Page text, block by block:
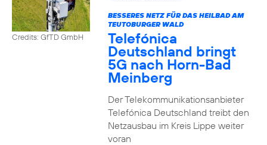
Credits: GfTD GmbH
BESSERES NETZ FÜR DAS HEILBAD AM
TEUTOBURGER WALD
Telefónica
Deutschland bringt
5G nach Horn-Bad
Meinberg
Der Telekommunikationsanbieter
Telefónica Deutschland treibt den
Netzausbau im Kreis Lippe weiter
voran